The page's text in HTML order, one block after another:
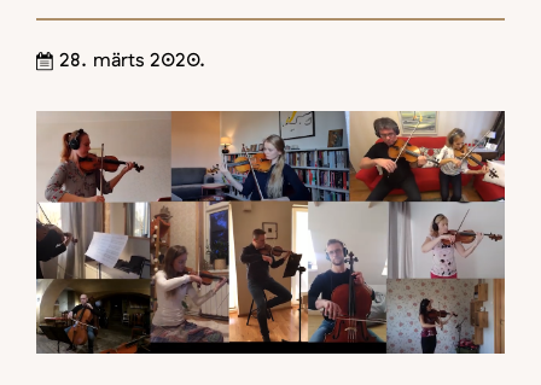
28. märts 2020.